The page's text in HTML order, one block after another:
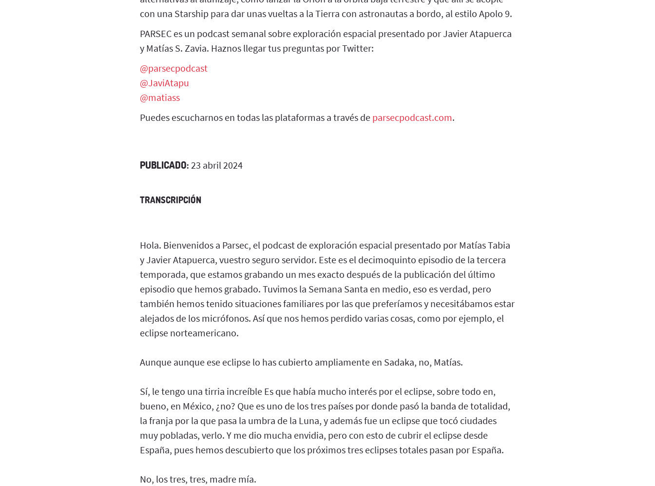
con una Starship para dar unas vueltas a la Tierra con astronautas a bordo, al estilo Apolo 9.
PARSEC es un podcast semanal sobre exploración espacial presentado por Javier Atapuerca
y Matías S. Zavia. Haznos llegar tus preguntas por Twitter:
@parsecpodcast
@JaviAtapu
@matiass
Puedes escucharnos en todas las plataformas a través de parsecpodcast.com.
PUBLICADO: 23 abril 2024
TRANSCRIPCIÓN
Hola. Bienvenidos a Parsec, el podcast de exploración espacial presentado por Matías Tabia
y Javier Atapuerca, vuestro seguro servidor. Este es el decimoquinto episodio de la tercera
temporada, que estamos grabando un mes exacto después de la publicación del último
episodio que hemos grabado. Tuvimos la Semana Santa en medio, eso es verdad, pero
también hemos tenido situaciones familiares por las que preferíamos y necesitábamos estar
alejados de los micrófonos. Así que nos hemos perdido varias cosas, como por ejemplo, el
eclipse norteamericano.
Aunque aunque ese eclipse lo has cubierto ampliamente en Sadaka, no, Matías.
Sí, le tengo una tirria increíble Es que había mucho interés por el eclipse, sobre todo en,
bueno, en México, ¿no? Que es uno de los tres países por donde pasó la banda de totalidad,
la franja por la que pasa la umbra de la Luna, y además fue un eclipse que tocó ciudades
muy pobladas, verlo. Y me dio mucha envidia, pero con esto de cubrir el eclipse desde
España, pues hemos descubierto que los próximos tres eclipses totales pasan por España.
No, los tres, tres, madre mía.